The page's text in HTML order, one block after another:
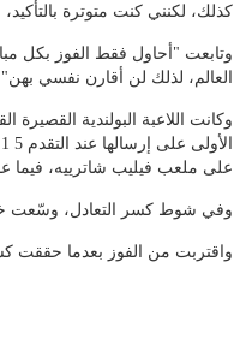
كذلك، لكنني كنت متوترة
وتابعت "أحاول فقط الفوز بكل
العالم، لذلك لن أقارن نفسي بهن".
وكانت اللاعبة البولندية
على ملعب فيليب شاترييه، فيما
وفي شوط كسر التعادل، وسّعت خفالينسكا الفارق إلى
واقتربت من الفوز بعدما حققت كسر إرسال